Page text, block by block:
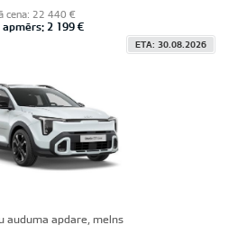
cena: 22 440 €
2 199 €
ETA: 30.08.2026
auduma apdare, melns